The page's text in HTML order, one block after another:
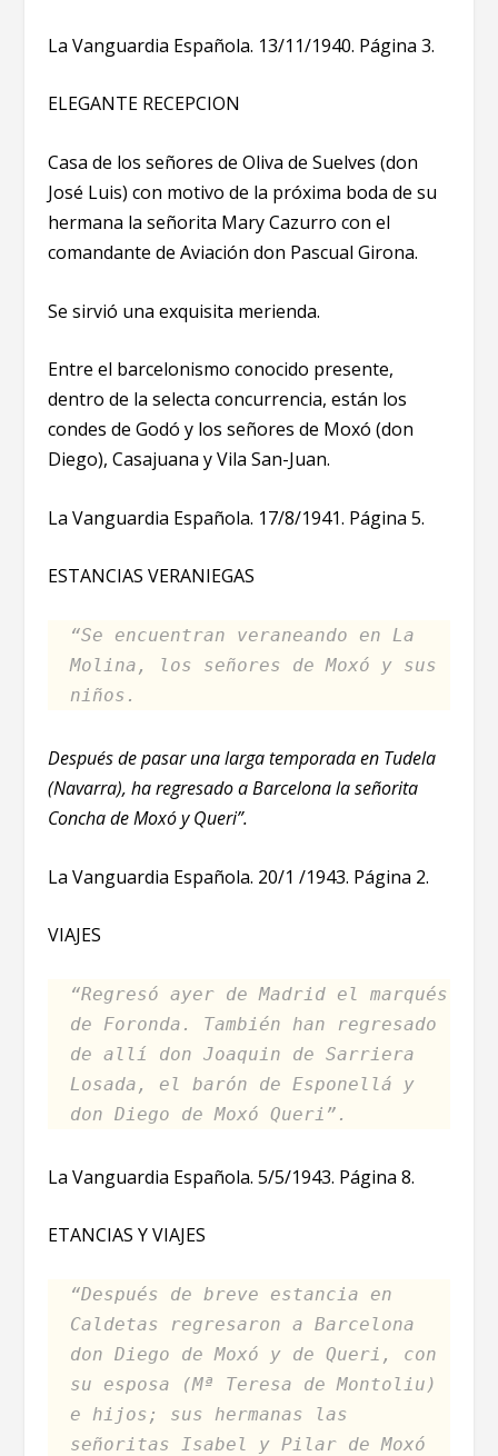
La Vanguardia Española. 13/11/1940. Página 3.
ELEGANTE RECEPCION
Casa de los señores de Oliva de Suelves (don
José Luis) con motivo de la próxima boda de su
hermana la señorita Mary Cazurro con el
comandante de Aviación don Pascual Girona.
Se sirvió una exquisita merienda.
Entre el barcelonismo conocido presente,
dentro de la selecta concurrencia, están los
condes de Godó y los señores de Moxó (don
Diego), Casajuana y Vila San-Juan.
La Vanguardia Española. 17/8/1941. Página 5.
ESTANCIAS VERANIEGAS
“Se encuentran veraneando en La
Molina, los señores de Moxó y sus
niños.
Después de pasar una larga temporada en Tudela
(Navarra), ha regresado a Barcelona la señorita
Concha de Moxó y Queri”.
La Vanguardia Española. 20/1 /1943. Página 2.
VIAJES
“Regresó ayer de Madrid el marqués
de Foronda. También han regresado
de allí don Joaquin de Sarriera
Losada, el barón de Esponellá y
don Diego de Moxó Queri”.
La Vanguardia Española. 5/5/1943. Página 8.
ETANCIAS Y VIAJES
“Después de breve estancia en
Caldetas regresaron a Barcelona
don Diego de Moxó y de Queri, con
su esposa (Mª Teresa de Montoliu)
e hijos; sus hermanas las
señoritas Isabel y Pilar de Moxó